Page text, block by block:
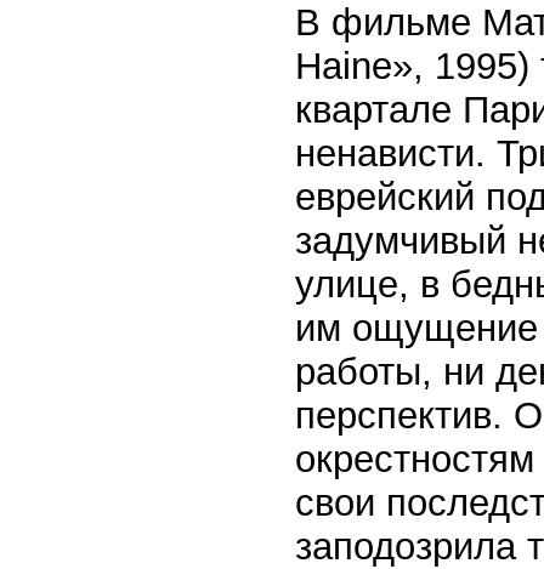
В фильме
Haine»,
квартале
ненависти.
еврейский
задумчивый
улице, в
им ощущение
работы, ни
перспектив.
свои
заподозрила